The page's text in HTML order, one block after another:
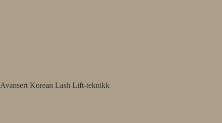
Avansert Korean Lash Lift-teknikk